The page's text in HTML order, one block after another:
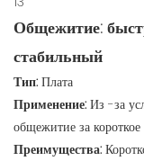
Общежитие:
стабильный
Тип: Плата
Применение: Из -за
общежитие за короткое
Преимущества: